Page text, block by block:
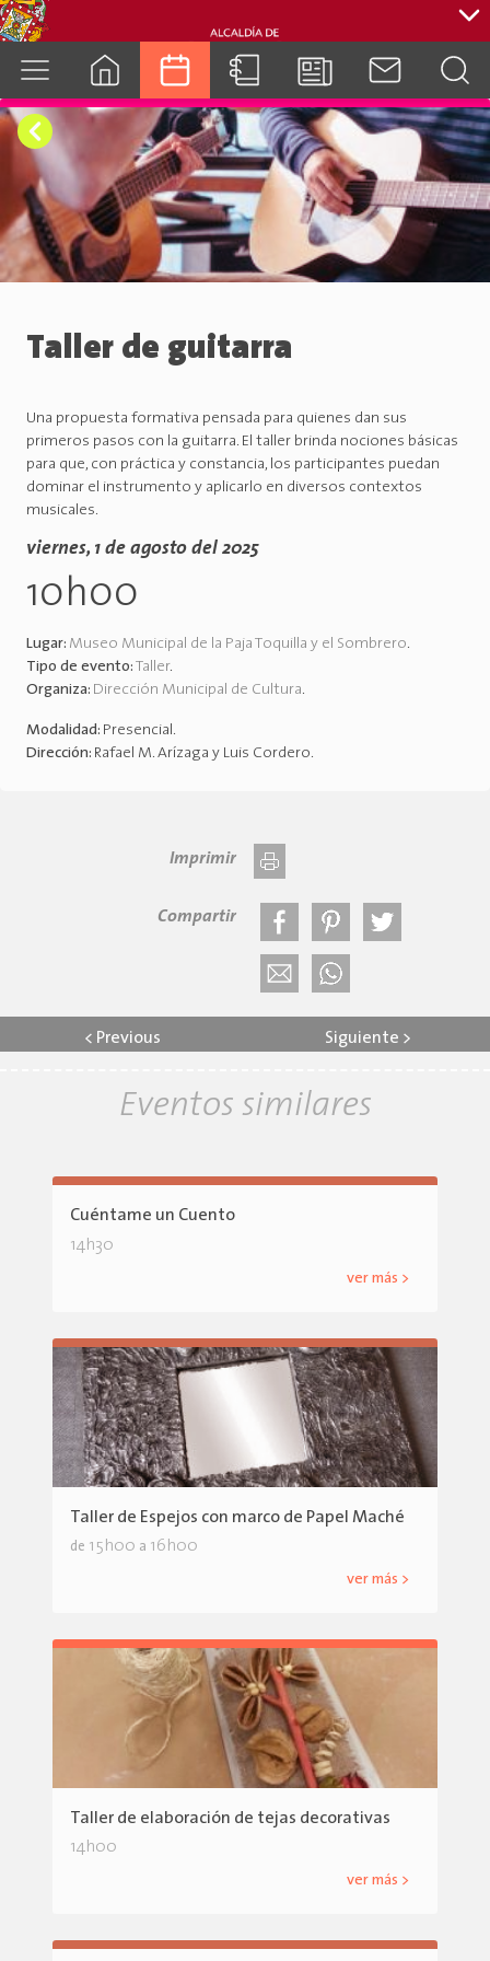
cuenca.gob.ec
Taller de guitarra
Una propuesta formativa pensada para quienes dan sus
primeros pasos con la guitarra. El taller brinda nociones básicas
para que, con práctica y constancia, los participantes puedan
dominar el instrumento y aplicarlo en diversos contextos
musicales.
viernes, 1 de agosto del 2025
10h00
Lugar: Museo Municipal de la Paja Toquilla y el Sombrero.
Tipo de evento: Taller.
Organiza: Dirección Municipal de Cultura.
Modalidad: Presencial.
Dirección: Rafael M. Arízaga y Luis Cordero.
Imprimir
Compartir
< Previous Siguiente >
Eventos similares
Cuéntame un Cuento
14h30
ver más >
Taller de Espejos con marco de Papel Maché
de 15h00 a 16h00
ver más >
Taller de elaboración de tejas decorativas
14h00
ver más >